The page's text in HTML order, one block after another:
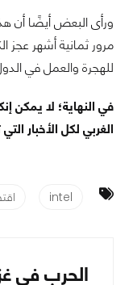
مرور ثمانية أشهر عجز
للهجرة والعمل في
في النهاية؛ لا يمكن
الغربي لكل الأخبار
intel
الحرب في